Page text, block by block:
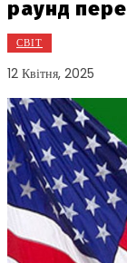
раунд
СВІТ
12 Квітня, 2025